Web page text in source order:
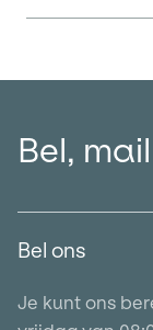
Bel,
Bel ons
Je kunt ons